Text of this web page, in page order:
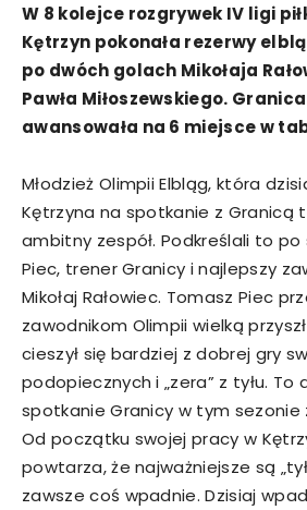
W 8 kolejce rozgrywek IV ligi
Kętrzyn pokonała rezerwy
po dwóch golach Mikołaja
Pawła Miłoszewskiego.
awansowała na 6 miejsce w
Młodzież Olimpii Elbląg, która
Kętrzyna na spotkanie z Granicą
ambitny zespół. Podkreślali to
Piec, trener Granicy i najlepszy
Mikołaj Rałowiec. Tomasz Piec
zawodnikom Olimpii wielką
cieszył się bardziej z dobrej gry
podopiecznych i „zera” z tyłu. To
spotkanie Granicy w tym
Od początku swojej pracy w
powtarza, że najważniejsze są
zawsze coś wpadnie. Dzisiaj